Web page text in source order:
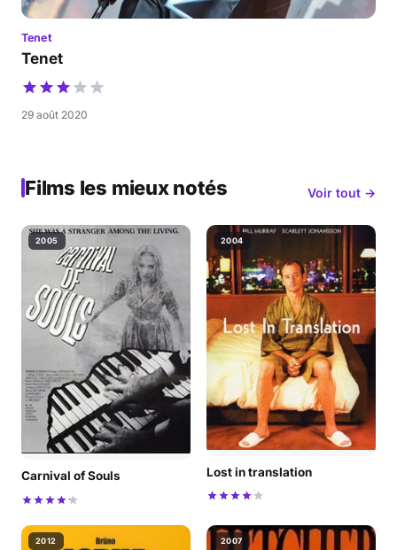
Tenet
Tenet
29 août 2020
Films les mieux notés Voir tout →
2005
Carnival of Souls
2004
Lost in translation
2012 2007